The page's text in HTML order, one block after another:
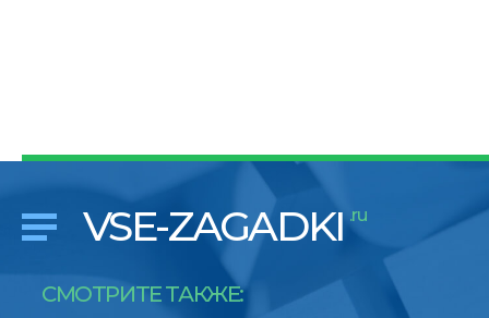
VSE-ZAGADKI .ru
СМОТРИТЕ ТАКЖЕ: